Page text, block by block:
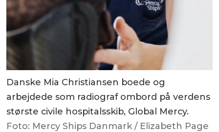
Danske Mia Christiansen boede og
arbejdede som radiograf ombord på verdens
største civile hospitalsskib, Global Mercy.
Foto: Mercy Ships Danmark / Elizabeth Page